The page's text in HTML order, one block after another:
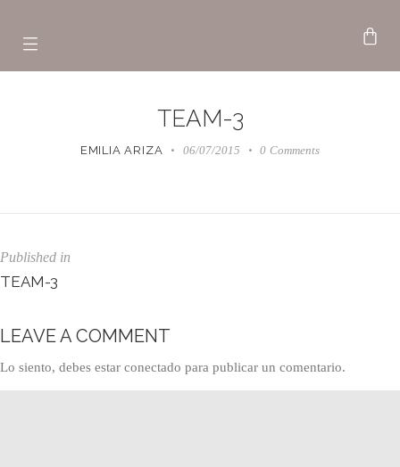
TEAM-3
EMILIA ARIZA 06/07/2015 0 Comments
Published in
TEAM-3
LEAVE A COMMENT
Lo siento, debes estar conectado para publicar un comentario.